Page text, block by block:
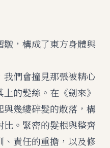
，構成了東方身體與
們會撞見那張被精心
的髮絲。在《劍來》
幾縷碎髮的散落，構
。緊密的髮根與整齊
責任的重擔，以及修